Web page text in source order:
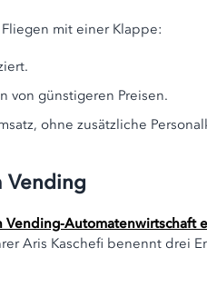
mit einer Klappe:
von günstigeren Preisen.
ohne zusätzliche
Vending
Automatenwirtschaft
Aris Kaschefi benennt drei